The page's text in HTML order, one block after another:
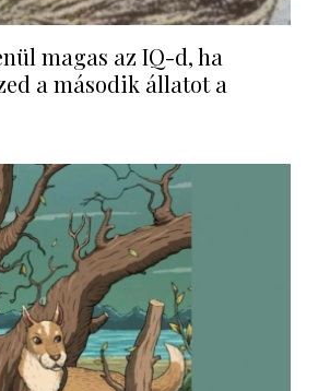
magas az IQ-d, ha
a második állatot a